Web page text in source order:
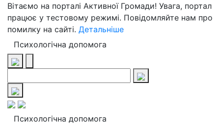
Вітаємо на порталі Активної Громади! Увага, портал
працює у тестовому режимі. Повідомляйте нам про
помилку на сайті. Детальніше
Психологічна допомога
Психологічна допомога